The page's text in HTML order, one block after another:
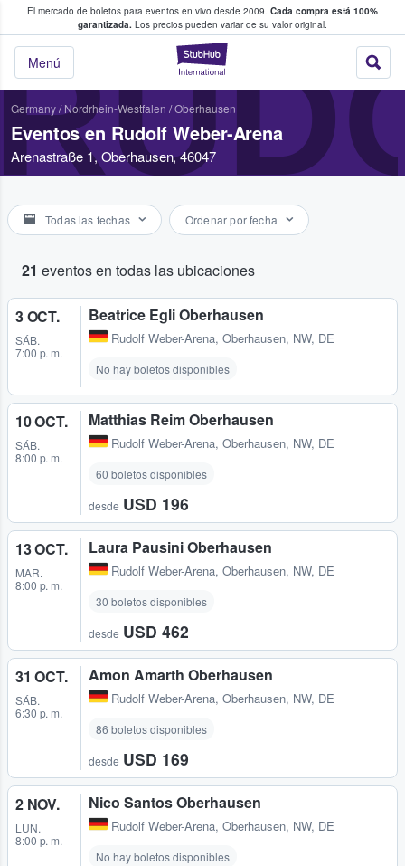
El mercado de boletos para eventos en vivo desde 2009. Cada compra está 100%
garantizada. Los precios pueden variar de su valor original.
StubHub: donde
Menú
fans compran y venden boletos
Germany/ Nordrhein-Westfalen /Oberhausen
Eventos en Rudolf Weber-Arena
Arenastraße 1, Oberhausen, 46047
Todas las fechas Ordenar por fecha
21 eventos en todas las ubicaciones
3 OCT.
SÁB.
7:00 p. m.
Beatrice Egli Oberhausen
Rudolf Weber-Arena, Oberhausen, NW, DE
No hay boletos disponibles
10 OCT.
SÁB.
8:00 p. m.
Matthias Reim Oberhausen
Rudolf Weber-Arena, Oberhausen, NW, DE
60 boletos disponibles
desde USD 196
13 OCT.
MAR.
8:00 p. m.
Laura Pausini Oberhausen
Rudolf Weber-Arena, Oberhausen, NW, DE
30 boletos disponibles
desde USD 462
31 OCT.
SÁB.
6:30 p. m.
Amon Amarth Oberhausen
Rudolf Weber-Arena, Oberhausen, NW, DE
86 boletos disponibles
desde USD 169
2 NOV.
LUN.
8:00 p. m.
Nico Santos Oberhausen
Rudolf Weber-Arena, Oberhausen, NW, DE
No hay boletos disponibles